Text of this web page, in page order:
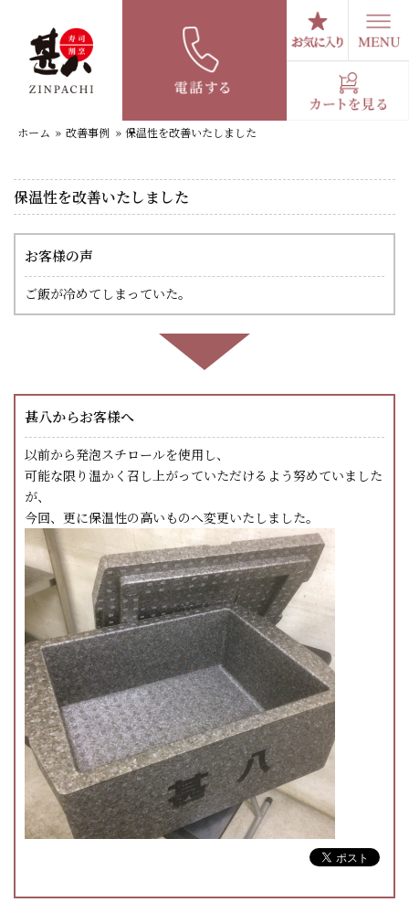
保温性を改善いたしました
ホーム » 改善事例 » 保温性を改善いたしました
保温性を改善いたしました
お客様の声
ご飯が冷めてしまっていた。
甚八からお客様へ
以前から発泡スチロールを使用し、
可能な限り温かく召し上がっていただけるよう努めていました
が、
今回、更に保温性の高いものへ変更いたしました。